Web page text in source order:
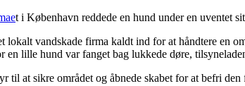
t i København reddede en hund under en uventet
vandskade firma kaldt ind for at håndtere en
lille hund var fanget bag lukkede døre,
til at sikre området og åbnede skabet for at befri